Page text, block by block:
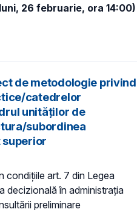
26 februarie, ora 14:00)
de metodologie privind
catedrelor
unităţilor de
subordinea
condiţiile art. 7 din Legea
decizională în administraţia
preliminare